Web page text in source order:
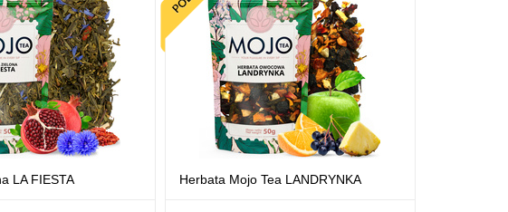
LA FIESTA Herbata Mojo Tea LANDRYNKA